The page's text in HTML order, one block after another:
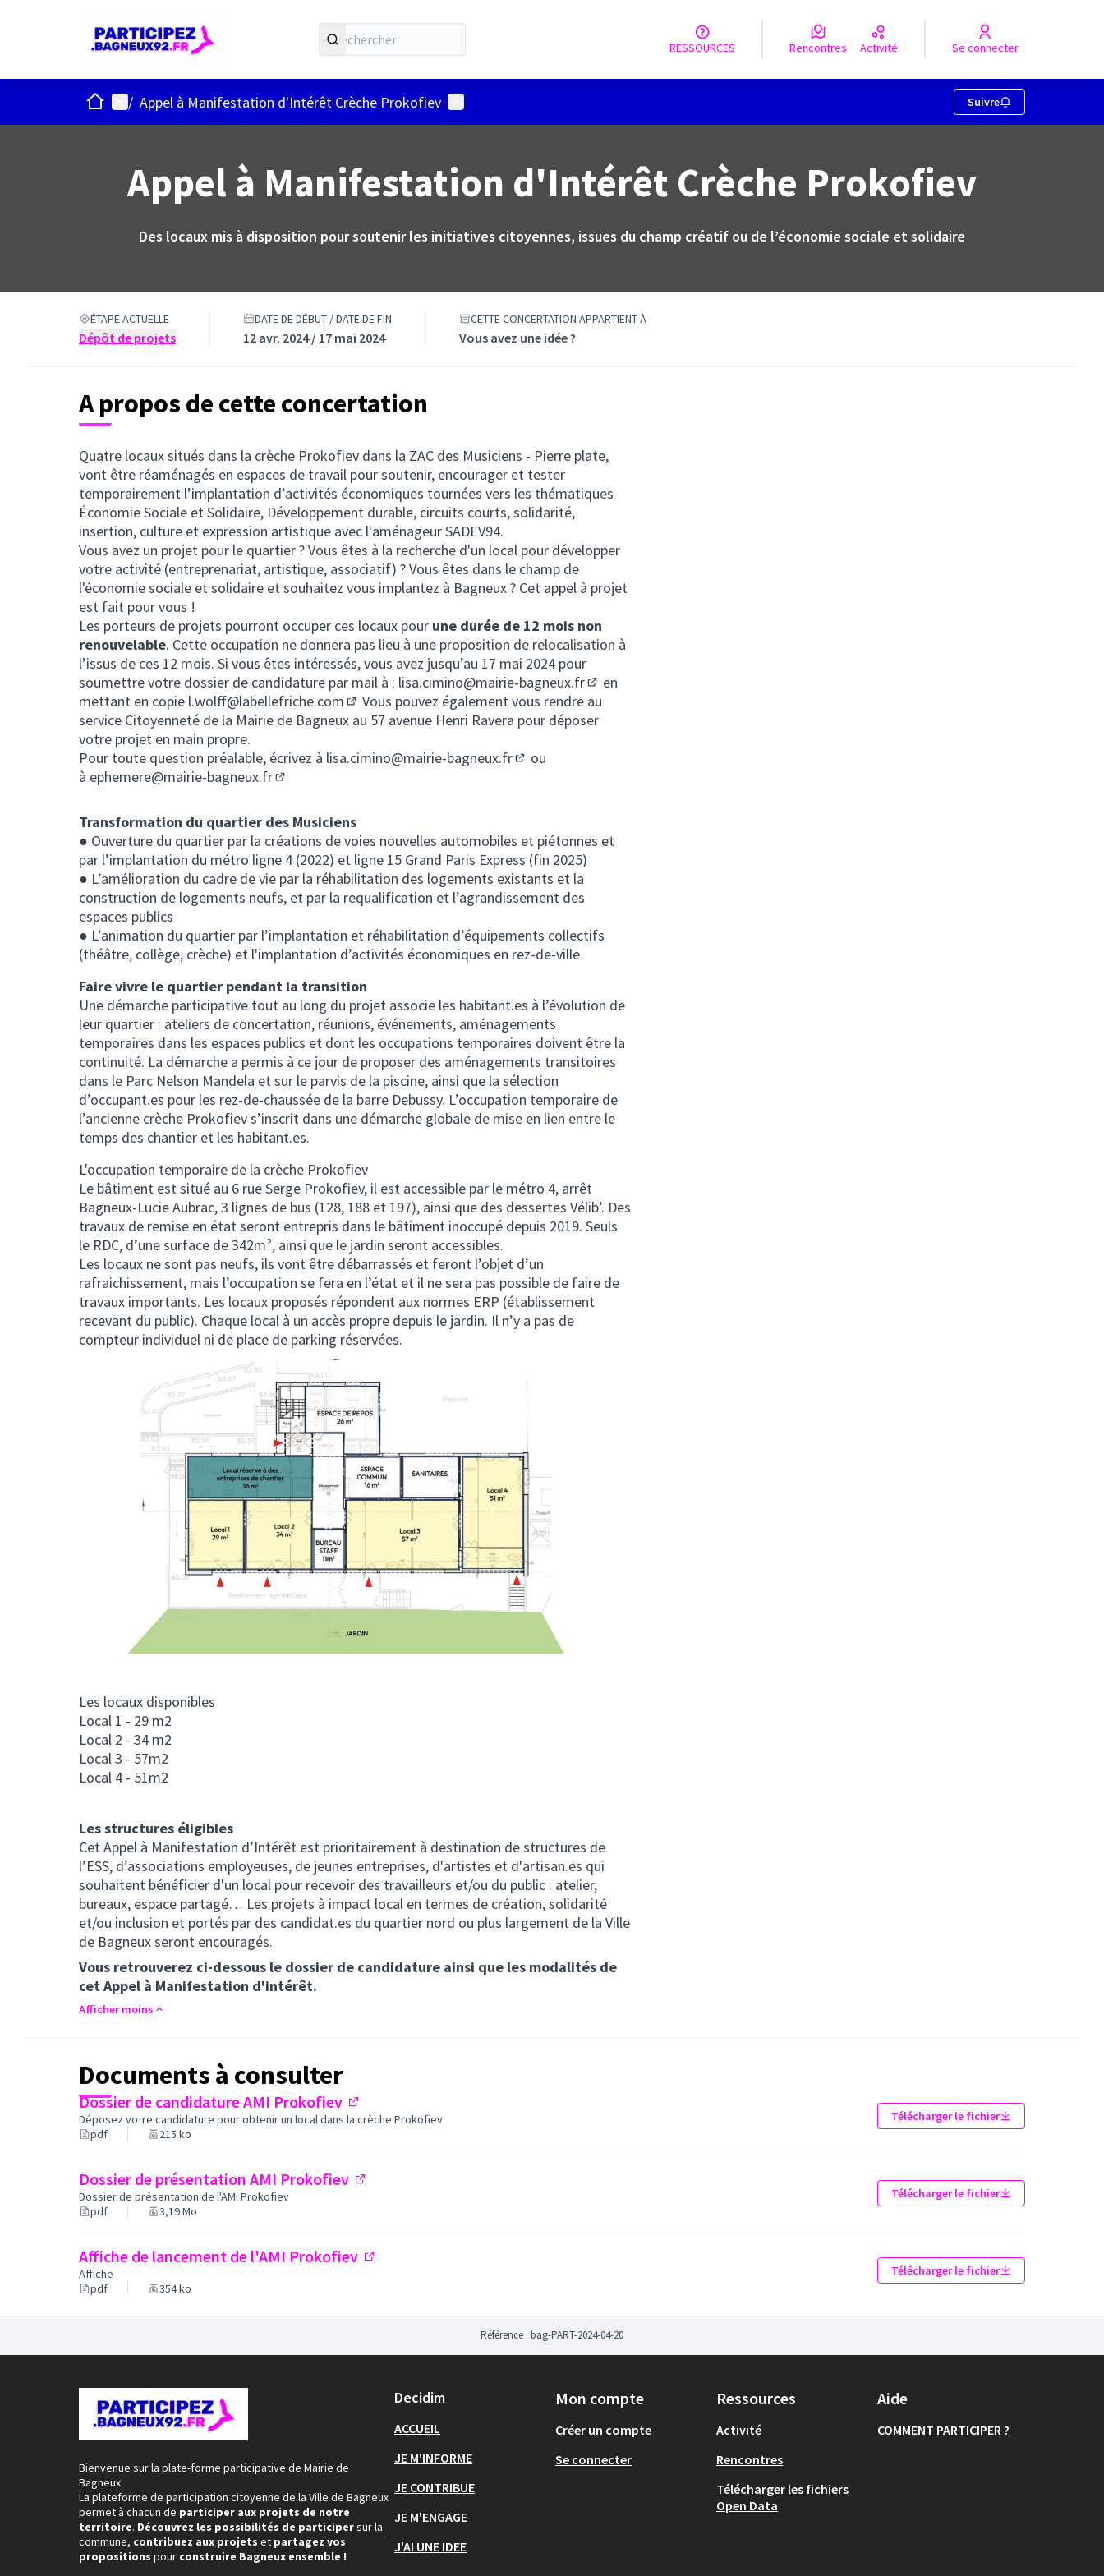
RESSOURCES Rencontres Activité Se connecter
ACCUEILMenu principal
/ Appel à Manifestation d'Intérêt Crèche Prokofiev Menu utilisateur Suivre
Appel à Manifestation d'Intérêt Crèche Prokofiev
Des locaux mis à disposition pour soutenir les initiatives citoyennes, issues du champ créatif ou de l’économie sociale et solidaire
ÉTAPE ACTUELLE
Dépôt de projets
DATE DE DÉBUT / DATE DE FIN
12 avr. 2024 / 17 mai 2024
CETTE CONCERTATION APPARTIENT À
Vous avez une idée ?
A propos de cette concertation
Quatre locaux situés dans la crèche Prokofiev dans la ZAC des Musiciens - Pierre plate,
vont être réaménagés en espaces de travail pour soutenir, encourager et tester
temporairement l’implantation d’activités économiques tournées vers les thématiques
Économie Sociale et Solidaire, Développement durable, circuits courts, solidarité,
insertion, culture et expression artistique avec l'aménageur SADEV94.
Vous avez un projet pour le quartier ? Vous êtes à la recherche d'un local pour développer
votre activité (entreprenariat, artistique, associatif) ? Vous êtes dans le champ de
l'économie sociale et solidaire et souhaitez vous implantez à Bagneux ? Cet appel à projet
est fait pour vous !
Les porteurs de projets pourront occuper ces locaux pour une durée de 12 mois non
renouvelable. Cette occupation ne donnera pas lieu à une proposition de relocalisation à
l’issus de ces 12 mois. Si vous êtes intéressés, vous avez jusqu’au 17 mai 2024 pour
soumettre votre dossier de candidature par mail à : lisa.cimino@mairie-bagneux.fr
(S'ouvre dans un nouvel onglet)
en
mettant en copie l.wolff@labellefriche.com
(S'ouvre dans un nouvel onglet)
Vous pouvez également vous rendre au
service Citoyenneté de la Mairie de Bagneux au 57 avenue Henri Ravera pour déposer
votre projet en main propre.
Pour toute question préalable, écrivez à lisa.cimino@mairie-bagneux.fr
ou
à ephemere@mairie-bagneux.fr
Transformation du quartier des Musiciens
● Ouverture du quartier par la créations de voies nouvelles automobiles et piétonnes et
par l’implantation du métro ligne 4 (2022) et ligne 15 Grand Paris Express (fin 2025)
● L’amélioration du cadre de vie par la réhabilitation des logements existants et la
construction de logements neufs, et par la requalification et l’agrandissement des
espaces publics
● L’animation du quartier par l’implantation et réhabilitation d’équipements collectifs
(théâtre, collège, crèche) et l'implantation d’activités économiques en rez-de-ville
Faire vivre le quartier pendant la transition
Une démarche participative tout au long du projet associe les habitant.es à l’évolution de
leur quartier : ateliers de concertation, réunions, événements, aménagements
temporaires dans les espaces publics et dont les occupations temporaires doivent être la
continuité. La démarche a permis à ce jour de proposer des aménagements transitoires
dans le Parc Nelson Mandela et sur le parvis de la piscine, ainsi que la sélection
d’occupant.es pour les rez-de-chaussée de la barre Debussy. L’occupation temporaire de
l’ancienne crèche Prokofiev s’inscrit dans une démarche globale de mise en lien entre le
temps des chantier et les habitant.es.
L'occupation temporaire de la crèche Prokofiev
Le bâtiment est situé au 6 rue Serge Prokofiev, il est accessible par le métro 4, arrêt
Bagneux-Lucie Aubrac, 3 lignes de bus (128, 188 et 197), ainsi que des dessertes Vélib’. Des
travaux de remise en état seront entrepris dans le bâtiment inoccupé depuis 2019. Seuls
le RDC, d’une surface de 342m², ainsi que le jardin seront accessibles.
Les locaux ne sont pas neufs, ils vont être débarrassés et feront l’objet d’un
rafraichissement, mais l’occupation se fera en l’état et il ne sera pas possible de faire de
travaux importants. Les locaux proposés répondent aux normes ERP (établissement
recevant du public). Chaque local à un accès propre depuis le jardin. Il n’y a pas de
compteur individuel ni de place de parking réservées.
Les locaux disponibles
Local 1 - 29 m2
Local 2 - 34 m2
Local 3 - 57m2
Local 4 - 51m2
Les structures éligibles
Cet Appel à Manifestation d’Intérêt est prioritairement à destination de structures de
l’ESS, d’associations employeuses, de jeunes entreprises, d'artistes et d'artisan.es qui
souhaitent bénéficier d'un local pour recevoir des travailleurs et/ou du public : atelier,
bureaux, espace partagé… Les projets à impact local en termes de création, solidarité
et/ou inclusion et portés par des candidat.es du quartier nord ou plus largement de la Ville
de Bagneux seront encouragés.
Vous retrouverez ci-dessous le dossier de candidature ainsi que les modalités de
cet Appel à Manifestation d'intérêt.
Afficher moins
Documents à consulter
Dossier de candidature AMI Prokofiev
(Lien externe)
Déposez votre candidature pour obtenir un local dans la crèche Prokofiev
pdf
215 ko
Télécharger le fichier
Dossier de présentation AMI Prokofiev
Dossier de présentation de l'AMI Prokofiev
pdf
3,19 Mo
Télécharger le fichier
Affiche de lancement de l'AMI Prokofiev
Affiche
pdf
354 ko
Télécharger le fichier
Référence : bag-PART-2024-04-20
Bienvenue sur la plate-forme participative de Mairie de
Bagneux.
La plateforme de participation citoyenne de la Ville de Bagneux
permet à chacun de participer aux projets de notre
territoire. Découvrez les possibilités de participersur la
commune, contribuez aux projets et partagez vos
propositions pour construire Bagneux ensemble !
Decidim
ACCUEIL
JE M'INFORME
JE CONTRIBUE
JE M'ENGAGE
J'AI UNE IDEE
Mon compte
Créer un compte
Se connecter
Ressources
Activité
Rencontres
Télécharger les fichiers
Open Data
Aide
COMMENT PARTICIPER ?